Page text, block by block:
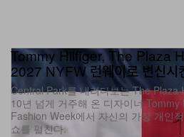
Tommy Hilfiger, The Plaza
2027 NYFW 런웨이로 변신시
Central Park를 내려다보는 The Plaza
10년 넘게 거주해 온 디자이너
Fashion Week에서 자신의 가장 개인
쇼를 펼친다.